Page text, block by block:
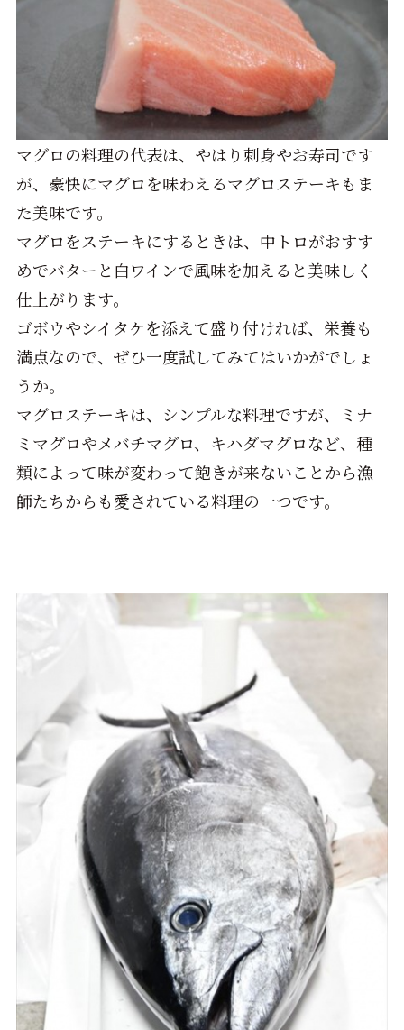
マグロの料理の代表は、やはり刺身やお寿司です
が、豪快にマグロを味わえるマグロステーキもま
た美味です。
マグロをステーキにするときは、中トロがおすす
めでバターと白ワインで風味を加えると美味しく
仕上がります。
ゴボウやシイタケを添えて盛り付ければ、栄養も
満点なので、ぜひ一度試してみてはいかがでしょ
うか。
マグロステーキは、シンプルな料理ですが、ミナ
ミマグロやメバチマグロ、キハダマグロなど、種
類によって味が変わって飽きが来ないことから漁
師たちからも愛されている料理の一つです。